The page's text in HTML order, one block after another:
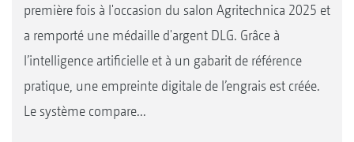
première fois à l'occasion du salon Agritechnica 2025 et
a remporté une médaille d'argent DLG. Grâce à
l’intelligence artificielle et à un gabarit de référence
pratique, une empreinte digitale de l’engrais est créée.
Le système compare...